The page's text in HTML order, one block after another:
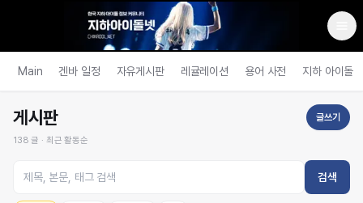
Main 겐바 일정 자유게시판 레귤레이션 용어 사전 지하 아이돌
게시판
138 글 · 최근 활동순
글쓰기
검색